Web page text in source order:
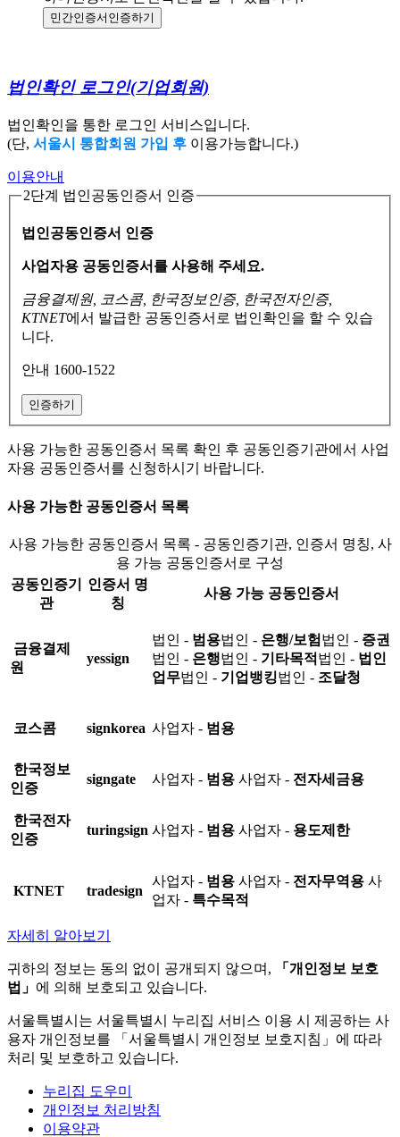
민간인증서 인증하기
법인확인 로그인(기업회원)
법인확인을 통한 로그인 서비스입니다.
(단, 서울시 통합회원 가입 후 이용가능합니다.)
이용안내
2단계 법인공동인증서 인증
법인공동인증서 인증
사업자용 공동인증서를 사용해 주세요.
금융결제원, 코스콤, 한국정보인증, 한국전자인증,
KTNET에서 발급한 공동인증서로 법인확인을 할 수 있습
니다.
안내 1600-1522
인증하기
사용 가능한 공동인증서 목록 확인 후 공동인증기관에서 사업
자용 공동인증서를 신청하시기 바랍니다.
사용 가능한 공동인증서 목록
사용 가능한 공동인증서 목록 - 공동인증기관, 인증서 명칭, 사
용 가능 공동인증서로 구성
공동인증기
관
인증서 명
칭
사용 가능 공동인증서
금융결제
원
yessign
법인 - 범용법인 - 은행/보험 법인 - 증권
법인 - 은행법인 - 기타목적 법인 - 법인
업무법인 - 기업뱅킹법인 - 조달청
코스콤 signkorea 사업자 - 범용
한국정보
인증
signgate 사업자 - 범용 사업자 - 전자세금용
한국전자
인증
turingsign 사업자 - 범용 사업자 - 용도제한
KTNET tradesign
사업자 - 범용 사업자 - 전자무역용 사
업자 - 특수목적
자세히 알아보기
귀하의 정보는 동의 없이 공개되지 않으며,
「개인정보 보호
법」 에 의해 보호되고 있습니다.
서울특별시는 서울특별시 누리집 서비스 이용 시 제공하는 사
용자 개인정보를 「서울특별시 개인정보 보호지침」에 따라
처리 및 보호하고 있습니다.
누리집 도우미
개인정보 처리방침
이용약관